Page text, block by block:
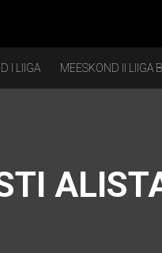
I LIIGA MEESKOND II LIIGA B